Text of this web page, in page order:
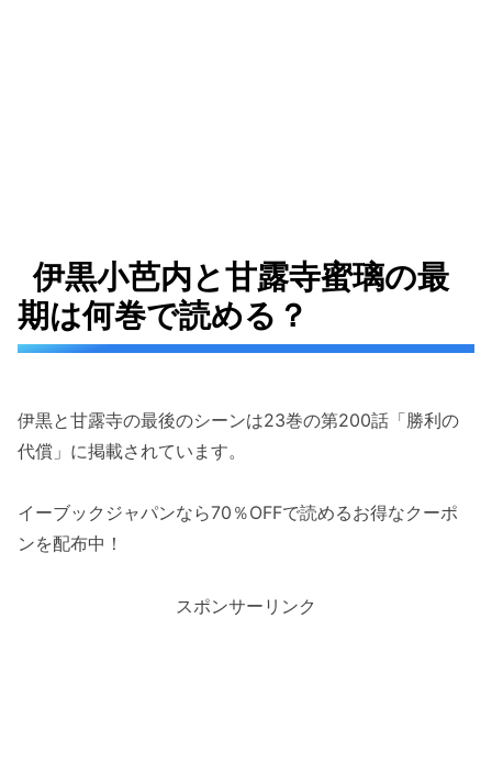
伊黒小芭内と甘露寺蜜璃の最
期は何巻で読める？
伊黒と甘露寺の最後のシーンは23巻の第200話「勝利の
代償」に掲載されています。
イーブックジャパンなら70％OFFで読めるお得なクーポ
ンを配布中！
スポンサーリンク